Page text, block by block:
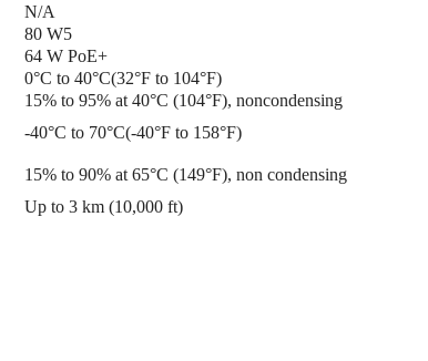
N/A
80 W5
64 W PoE+
0°C to 40°C(32°F to 104°F)
15% to 95% at 40°C (104°F), noncondensing
-40°C to 70°C(-40°F to 158°F)
15% to 90% at 65°C (149°F), non condensing
Up to 3 km (10,000 ft)